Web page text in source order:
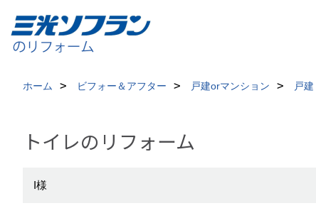
ホーム ビフォー＆アフター 戸建orマンション 戸建
トイレのリフォーム
I様